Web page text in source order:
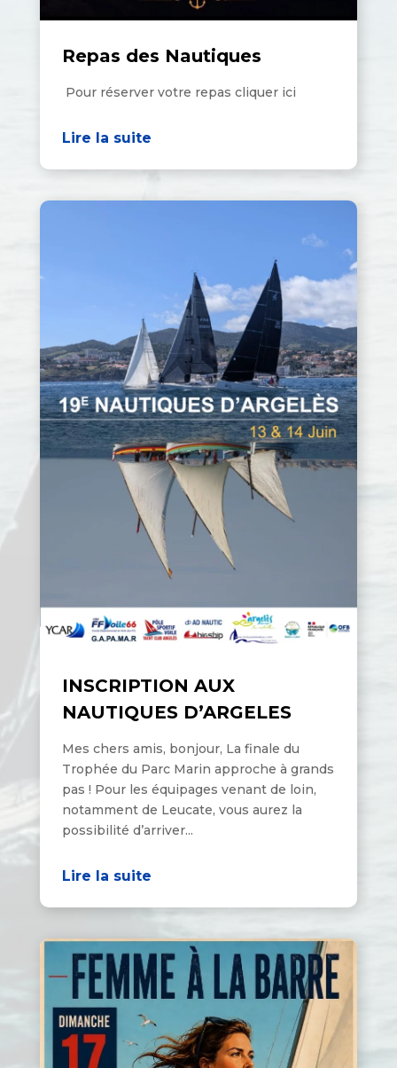
Repas des Nautiques
Pour réserver votre repas cliquer ici
Lire la suite
INSCRIPTION AUX
NAUTIQUES D’ARGELES
Mes chers amis, bonjour, La finale du
Trophée du Parc Marin approche à grands
pas ! Pour les équipages venant de loin,
notamment de Leucate, vous aurez la
possibilité d’arriver...
Lire la suite